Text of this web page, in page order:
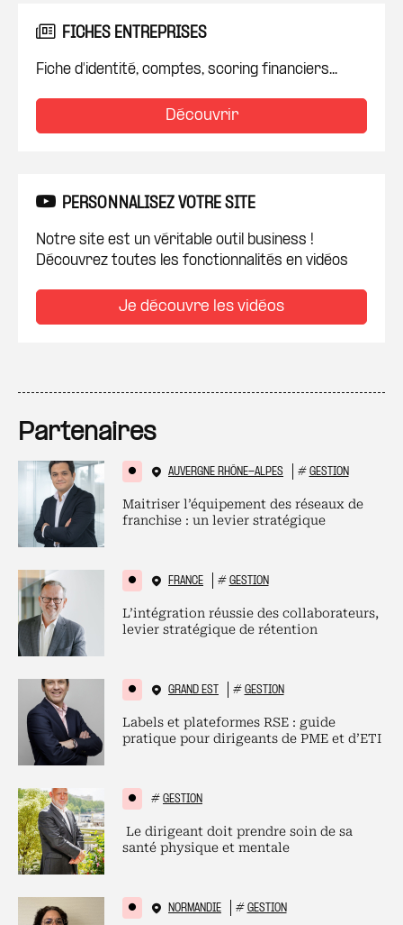
FICHES ENTREPRISES
Fiche d'identité, comptes, scoring financiers...
Découvrir
PERSONNALISEZ VOTRE SITE
Notre site est un véritable outil business !
Découvrez toutes les fonctionnalités en vidéos
Je découvre les vidéos
Partenaires
AUVERGNE RHÔNE-ALPES # GESTION
Maitriser l’équipement des réseaux de
franchise : un levier stratégique
FRANCE # GESTION
L’intégration réussie des collaborateurs,
levier stratégique de rétention
GRAND EST # GESTION
Labels et plateformes RSE : guide
pratique pour dirigeants de PME et d’ETI
# GESTION
Le dirigeant doit prendre soin de sa
santé physique et mentale
NORMANDIE # GESTION